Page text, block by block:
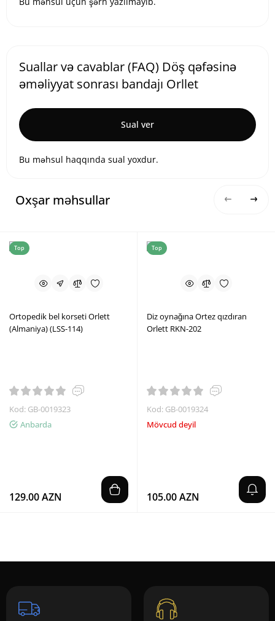
Suallar və cavablar (FAQ) Döş qəfəsinə
əməliyyat sonrası bandajı Orllet
Sual ver
Bu məhsul haqqında sual yoxdur.
Oxşar məhsullar
Top
Ortopedik bel korseti Orlett
(Almaniya) (LSS-114)
Kod: GB-0019323
Anbarda
129.00 AZN
Top
Diz oynağına Ortez qızdıran
Orlett RKN-202
Kod: GB-0019324
Mövcud deyil
105.00 AZN